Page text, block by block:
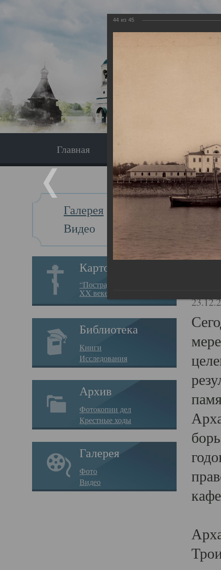
Главная
Галерея
Видео
Картотека
“Пострадавшие за веру в
XX веке на Севере”
Библиотека
Книги
Исследования
Архив
Фотокопии дел
Крестные ходы
Галерея
Фото
Видео
Главная
44 из 45